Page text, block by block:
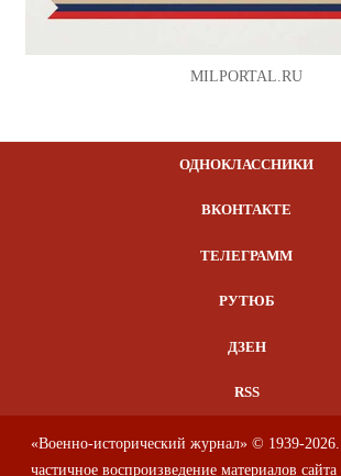
MILPORTAL.RU
ОДНОКЛАССНИКИ
ВКОНТАКТЕ
ТЕЛЕГРАММ
РУТЮБ
ДЗЕН
RSS
«Военно-исторический журнал» © 1939-
частичное воспроизведение материалов